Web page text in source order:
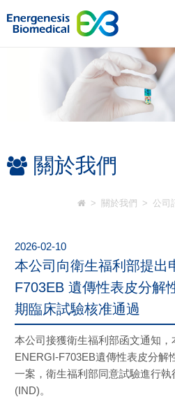
關於我們
> 關於我們 > 公司
2026-02-10
本公司向衛生福利部提出
F703EB 遺傳性表皮分解
期臨床試驗核准通過
本公司接獲衛生福利部函文通知
ENERGI-F703EB遺傳性表皮分解
一案，衛生福利部同意試驗進行
(IND)。